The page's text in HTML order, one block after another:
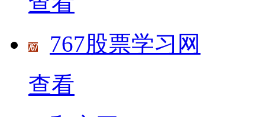
767股票学习网
查看